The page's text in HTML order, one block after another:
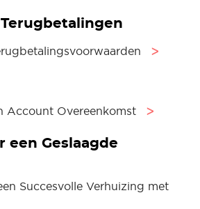
ᐳ
Account Overeenkomst ᐳ
een Geslaagde
Succesvolle Verhuizing met